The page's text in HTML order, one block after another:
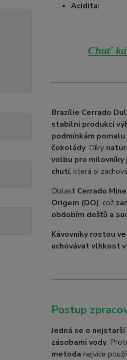
Acidita:
Chuť
Brazílie Cerrado
stabilní produkcí
podmínkám pomalu
čokolády. Díky
volbu pro milovníky
chutí, která si
Oblast Cerrado
Origem (DO), což
obdobím dešťů a
Kávovníky rostou
uchovávat vlhkost
Postup
Jedná se o
zásobami vody.
metoda nejvíce